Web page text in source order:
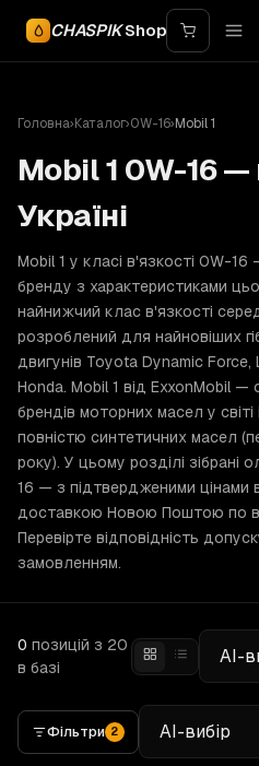
CHASPIKShop
Головна›Каталог›0W-16›Mobil 1
Mobil 1 0W-16 —
Україні
Mobil 1 у класі в'язкості 0W-
бренду з характеристиками
найнижчий клас в'язкості
розроблений для найновіших
двигунів Toyota Dynamic
Honda. Mobil 1 від ExxonMobil —
брендів моторних масел у світі
повністю синтетичних масел
року). У цьому розділі зібрані
16 — з підтвердженими цінами
доставкою Новою Поштою по
Перевірте відповідність
замовленням.
0 позицій з 20
в базі
Фільтри 2